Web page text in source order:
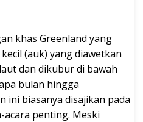
khas Greenland yang
(auk) yang diawetkan
dan dikubur di bawah
bulan hingga
ini biasanya disajikan pada
acara penting. Meski